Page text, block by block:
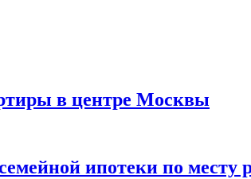
в центре Москвы
ипотеки по месту